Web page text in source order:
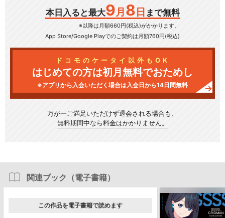
本日入ると最大9 月 8 日 まで無料
※以降は月額660円(税込)がかかります。
App Store/Google Playでのご契約は月額760円(税込)
ドコモのケータイ以外もOK
はじめての方は初月無料でおためし
※アプリから入会いただく場合は入会日から14日間無料
万が一ご満足いただけず退会される場合も、
無料期間中なら料金はかかりません。
関連ブック（電子書籍）
この作品を電子書籍で読めます